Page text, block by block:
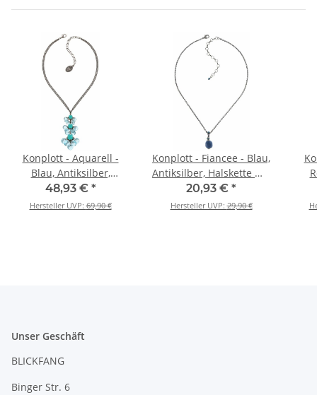
Konplott - Aquarell -
Blau, Antiksilber,
Halskette mit Anhänger
48,93 € *
Hersteller UVP:69,90 €
Konplott - Fiancee - Blau,
Antiksilber, Halskette mit
Anhänger
20,93 € *
Hersteller UVP:29,90 €
Unser Geschäft
BLICKFANG
Binger Str. 6